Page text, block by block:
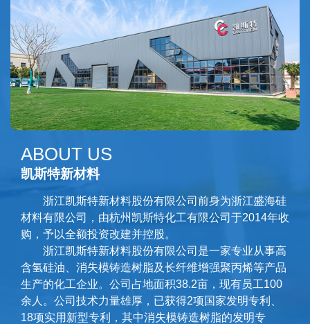
ABOUT US
凯斯特新材料
浙江凯斯特新材料股份有限公司 前身为浙江盛海硅
材料有限公司，由杭州凯斯特化工有限公司于2014年收
购，予以全额投资改建并控股。
浙江凯斯特新材料股份有限公司是一家专业从事高
含氢硅油、消失模铸造树脂及长纤维增强聚丙烯等产品
生产的化工企业。公司占地面积38.2亩，现有员工100
余人。公司技术力量雄厚，已获得2项国家发明专利、
18项实用新型专利，其中消失模铸造树脂的发明专